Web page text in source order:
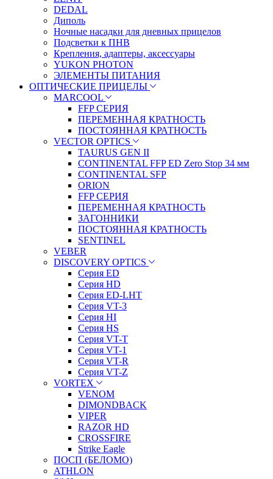
DEDAL
Диполь
Ночные насадки для дневных прицелов
Подсветки к ПНВ
Крепления, адаптеры, аксессуары
YUKON PHOTON
ЭЛЕМЕНТЫ ПИТАНИЯ
ОПТИЧЕСКИЕ ПРИЦЕЛЫ
MARCOOL
FFP СЕРИЯ
ПЕРЕМЕННАЯ КРАТНОСТЬ
ПОСТОЯННАЯ КРАТНОСТЬ
VECTOR OPTICS
TAURUS GEN II
CONTINENTAL FFP ED Zero Stop 34 мм
CONTINENTAL SFP
ORION
FFP СЕРИЯ
ПЕРЕМЕННАЯ КРАТНОСТЬ
ЗАГОННИКИ
ПОСТОЯННАЯ КРАТНОСТЬ
SENTINEL
VEBER
DISCOVERY OPTICS
Серия ED
Серия HD
Серия ED-LHT
Серия VT-3
Серия HI
Серия HS
Серия VT-T
Серия VT-1
Серия VT-R
Серия VT-Z
VORTEX
VENOM
DIMONDBACK
VIPER
RAZOR HD
CROSSFIRE
Strike Eagle
ПОСП (БЕЛОМО)
ATHLON